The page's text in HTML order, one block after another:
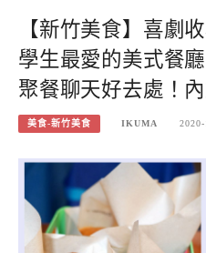
【新竹美食】喜劇
學生最愛的美式餐
聚餐聊天好去處！
美食-新竹美食 IKUMA